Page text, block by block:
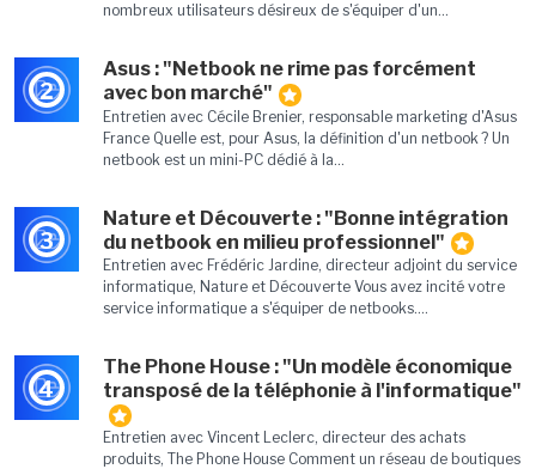
nombreux utilisateurs désireux de s'équiper d'un...
2
Asus : "Netbook ne rime pas forcément
avec bon marché"
Entretien avec Cécile Brenier, responsable marketing d'Asus
France Quelle est, pour Asus, la définition d'un netbook ? Un
netbook est un mini-PC dédié à la...
3
Nature et Découverte : "Bonne intégration
du netbook en milieu professionnel"
Entretien avec Frédéric Jardine, directeur adjoint du service
informatique, Nature et Découverte Vous avez incité votre
service informatique a s'équiper de netbooks....
4
The Phone House : "Un modèle économique
transposé de la téléphonie à l'informatique"
Entretien avec Vincent Leclerc, directeur des achats
produits, The Phone House Comment un réseau de boutiques